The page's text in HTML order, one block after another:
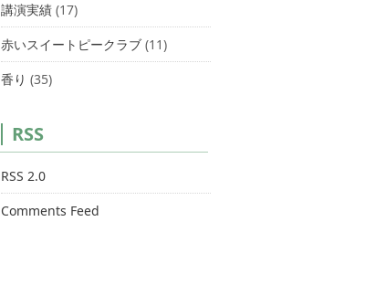
講演実績 (17)
赤いスイートピークラブ (11)
香り (35)
RSS
RSS 2.0
Comments Feed